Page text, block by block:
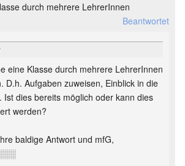
durch mehrere LehrerInnen
Beantwortet
eine Klasse durch mehrere LehrerInnen
D.h. Aufgaben zuweisen, Einblick in die
Ist dies bereits möglich oder kann dies
werden?
baldige Antwort und mfG,